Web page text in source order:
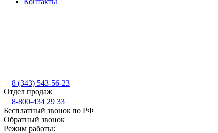
Контакты
8 (343) 543-56-23
Отдел продаж
8-800-434 29 33
Бесплатный звонок по РФ
Обратный звонок
Режим работы: